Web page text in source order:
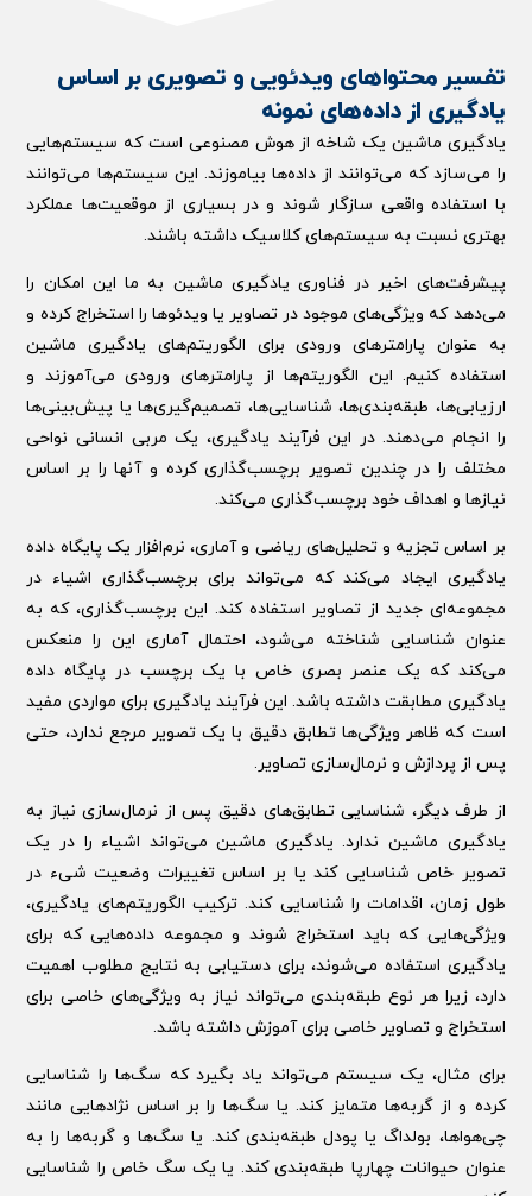
تفسیر محتواهای ویدئویی و تصویری بر اساس
یادگیری از داده‌های نمونه
یادگیری ماشین یک شاخه از هوش مصنوعی است که سیستم‌هایی
را می‌سازد که می‌توانند از داده‌ها بیاموزند. این سیستم‌ها می‌توانند
با استفاده واقعی سازگار شوند و در بسیاری از موقعیت‌ها عملکرد
بهتری نسبت به سیستم‌های کلاسیک داشته باشند.
پیشرفت‌های اخیر در فناوری یادگیری ماشین به ما این امکان را
می‌دهد که ویژگی‌های موجود در تصاویر یا ویدئوها را استخراج کرده و
به عنوان پارامترهای ورودی برای الگوریتم‌های یادگیری ماشین
استفاده کنیم. این الگوریتم‌ها از پارامترهای ورودی می‌آموزند و
ارزیابی‌ها، طبقه‌بندی‌ها، شناسایی‌ها، تصمیم‌گیری‌ها یا پیش‌بینی‌ها
را انجام می‌دهند. در این فرآیند یادگیری، یک مربی انسانی نواحی
مختلف را در چندین تصویر برچسب‌گذاری کرده و آنها را بر اساس
نیازها و اهداف خود برچسب‌گذاری می‌کند.
بر اساس تجزیه و تحلیل‌های ریاضی و آماری، نرم‌افزار یک پایگاه داده
یادگیری ایجاد می‌کند که می‌تواند برای برچسب‌گذاری اشیاء در
مجموعه‌ای جدید از تصاویر استفاده کند. این برچسب‌گذاری، که به
عنوان شناسایی شناخته می‌شود، احتمال آماری این را منعکس
می‌کند که یک عنصر بصری خاص با یک برچسب در پایگاه داده
یادگیری مطابقت داشته باشد. این فرآیند یادگیری برای مواردی مفید
است که ظاهر ویژگی‌ها تطابق دقیق با یک تصویر مرجع ندارد، حتی
پس از پردازش و نرمال‌سازی تصاویر.
از طرف دیگر، شناسایی تطابق‌های دقیق پس از نرمال‌سازی نیاز به
یادگیری ماشین ندارد. یادگیری ماشین می‌تواند اشیاء را در یک
تصویر خاص شناسایی کند یا بر اساس تغییرات وضعیت شیء در
طول زمان، اقدامات را شناسایی کند. ترکیب الگوریتم‌های یادگیری،
ویژگی‌هایی که باید استخراج شوند و مجموعه داده‌هایی که برای
یادگیری استفاده می‌شوند، برای دستیابی به نتایج مطلوب اهمیت
دارد، زیرا هر نوع طبقه‌بندی می‌تواند نیاز به ویژگی‌های خاصی برای
استخراج و تصاویر خاصی برای آموزش داشته باشد.
برای مثال، یک سیستم می‌تواند یاد بگیرد که سگ‌ها را شناسایی
کرده و از گربه‌ها متمایز کند. یا سگ‌ها را بر اساس نژادهایی مانند
چی‌هواها، بولداگ یا پودل طبقه‌بندی کند. یا سگ‌ها و گربه‌ها را به
عنوان حیوانات چهارپا طبقه‌بندی کند. یا یک سگ خاص را شناسایی